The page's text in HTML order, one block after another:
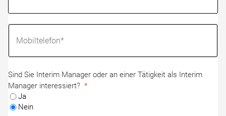
Sind Sie Interim Manager oder an einer Tätigkeit als Interim
Manager interessiert?
Ja
Nein